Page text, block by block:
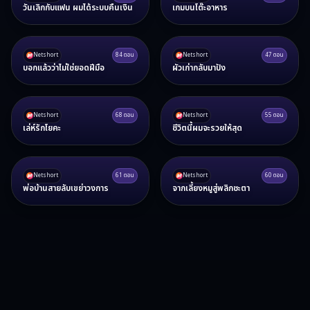
วันเลิกกับแฟน ผมได้ระบบคืนเงิน เกมบนโต๊ะอาหาร
Netshort 84ตอน
บอกแล้วว่าไม่ใช่ยอดฝีมือ
Netshort 47 ตอน
ผัวเก่ากลับมาปัง
Netshort 68 ตอน
เล่ห์รักโยคะ
Netshort 55 ตอน
ชีวิตนี้ผมจะรวยให้สุด
Netshort 61 ตอน
พ่อบ้านสายลับเขย่าวงการ
Netshort 60 ตอน
จากเลี้ยงหมูสู่พลิกชะตา